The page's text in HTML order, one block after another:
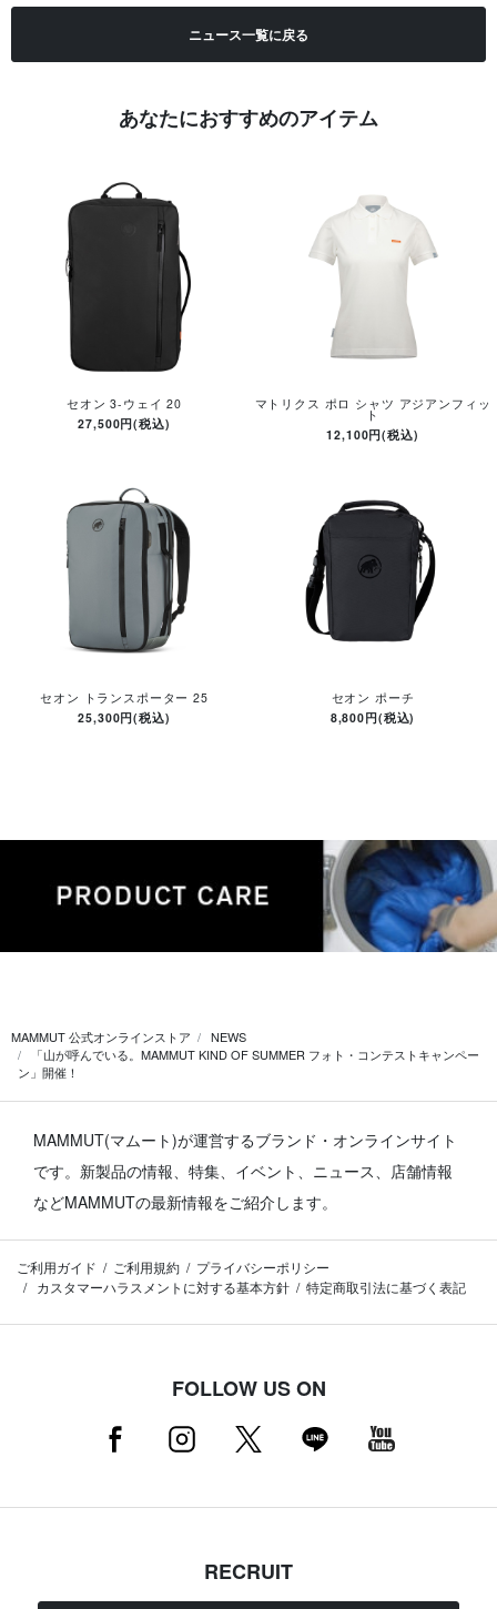
ニュース一覧に戻る
あなたにおすすめのアイテム
セオン 3-ウェイ 20
27,500円(税込)
マトリクス ポロ シャツ アジアンフィッ
ト
12,100円(税込)
セオン トランスポーター 25
25,300円(税込)
セオン ポーチ
8,800円(税込)
MAMMUT 公式オンラインストア
NEWS
「山が呼んでいる。MAMMUT KIND OF SUMMER フォト・コンテストキャンペー
ン」開催！
MAMMUT(マムート)が運営するブランド・オンラインサイト
です。 新製品の情報、特集、イベント、ニュース、店舗情報
などMAMMUTの最新情報をご紹介します。
ご利用ガイド ご利用規約
プライバシーポリシー
カスタマーハラスメントに対する基本方針
特定商取引法に基づく表記
FOLLOW US ON
RECRUIT